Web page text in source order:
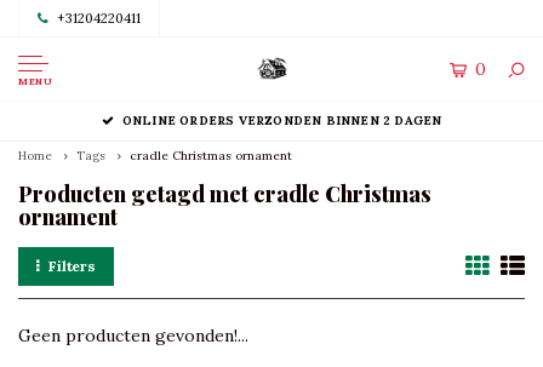
+31204220411
MENU
0
ONLINE ORDERS VERZONDEN BINNEN 2 DAGEN
Home Tags cradle Christmas ornament
Producten getagd met cradle Christmas
ornament
Filters
Geen producten gevonden!...